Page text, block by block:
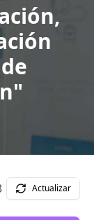
Actualizar